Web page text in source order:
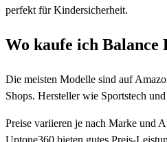
perfekt für Kindersicherheit.
Wo kaufe ich
Die meisten Modelle sind auf
Shops. Hersteller wie Sportstech
Preise variieren je nach Marke und
Uptone360 bieten gutes Preis-